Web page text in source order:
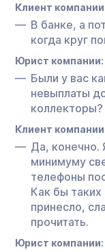
Клиент
В банке, а
когда круг
Юрист компании:
Были у вас
невыплаты
коллекторы?
Клиент
Да, конечно.
минимуму
телефоны
Как бы
принесло,
прочитать.
Юрист компании: